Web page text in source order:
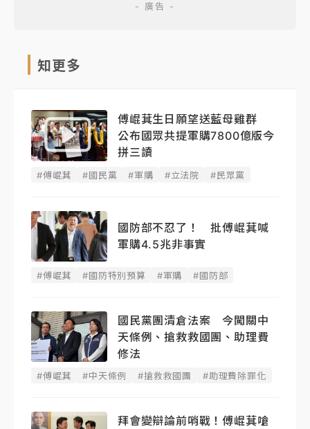
知更多
傅崐萁生日願望送藍母雞群
公布國眾共提軍購7800億版今
拼三讀
#傅崐萁 #國民黨 #軍購 #立法院 #民眾黨
國防部不忍了！ 批傅崐萁喊
軍購4.5兆非事實
#傅崐萁 #國防特別預算 #軍購 #國防部
國民黨團清倉法案 今闖關中
天條例、搶救救國團、助理費
修法
#傅崐萁 #中天條例 #搶救救國團 #助理費除罪化
拜會變辯論前哨戰！傅崐萁嗆